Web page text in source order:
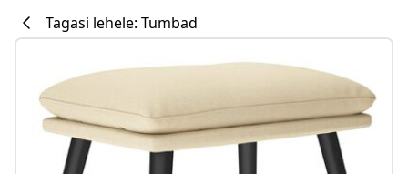
Tagasi lehele: Tumbad